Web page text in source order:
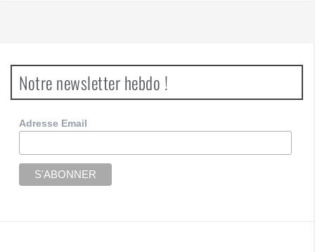
Notre newsletter hebdo !
Adresse Email